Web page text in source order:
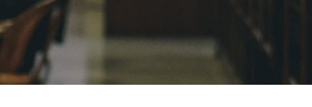
المراكز والوحدات
الأنظمة الذكية